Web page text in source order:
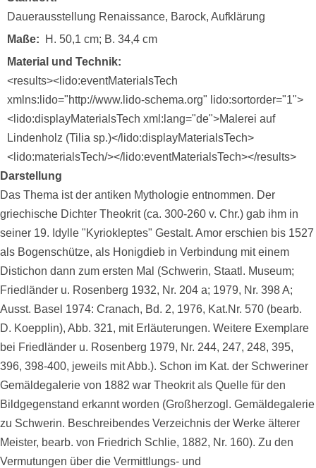
Dauerausstellung Renaissance, Barock, Aufklärung
Maße
H. 50,1 cm; B. 34,4 cm
Material und Technik
<results><lido:eventMaterialsTech
xmlns:lido="http://www.lido-schema.org" lido:sortorder="1">
<lido:displayMaterialsTech xml:lang="de">Malerei auf
Lindenholz (Tilia sp.)</lido:displayMaterialsTech>
<lido:materialsTech/></lido:eventMaterialsTech></results>
Darstellung
Das Thema ist der antiken Mythologie entnommen. Der
griechische Dichter Theokrit (ca. 300-260 v. Chr.) gab ihm in
seiner 19. Idylle "Kyriokleptes" Gestalt. Amor erschien bis 1527
als Bogenschütze, als Honigdieb in Verbindung mit einem
Distichon dann zum ersten Mal (Schwerin, Staatl. Museum;
Friedländer u. Rosenberg 1932, Nr. 204 a; 1979, Nr. 398 A;
Ausst. Basel 1974: Cranach, Bd. 2, 1976, Kat.Nr. 570 (bearb.
D. Koepplin), Abb. 321, mit Erläuterungen. Weitere Exemplare
bei Friedländer u. Rosenberg 1979, Nr. 244, 247, 248, 395,
396, 398-400, jeweils mit Abb.). Schon im Kat. der Schweriner
Gemäldegalerie von 1882 war Theokrit als Quelle für den
Bildgegenstand erkannt worden (Großherzogl. Gemäldegalerie
zu Schwerin. Beschreibendes Verzeichnis der Werke älterer
Meister, bearb. von Friedrich Schlie, 1882, Nr. 160). Zu den
Vermutungen über die Vermittlungs- und